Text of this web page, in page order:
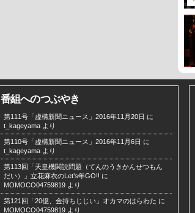
番組へのつぶやき
第111号「虚構新聞ニュース」2016年11月20日 に
t_kageyama より
第110号「虚構新聞ニュース」2016年11月6日 に
t_kageyama より
第113回「天皇機関説問題（てんのうきかんせつもん
だい）」立花麻衣のLet’s年GO!! に
MOMOCO04759819 より
第121回「20億、金持ちじじい」オカマのはらわた に
MOMOCO04759819 より